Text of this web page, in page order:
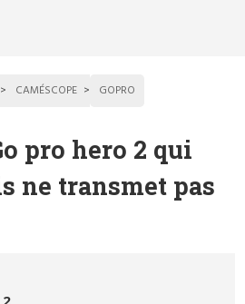
CAMÉSCOPE GOPRO
pro hero 2 qui
ne transmet pas